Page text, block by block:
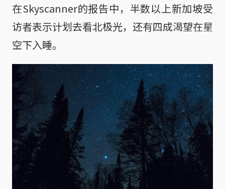
在Skyscanner的报告中，半数以上新加坡受
访者表示计划去看北极光，还有四成渴望在星
空下入睡。